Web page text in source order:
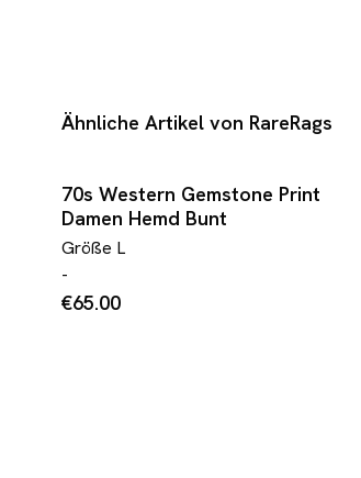
Ähnliche Artikel von RareRags
70s Western Gemstone Print
Damen Hemd Bunt
Größe L
-
€65.00